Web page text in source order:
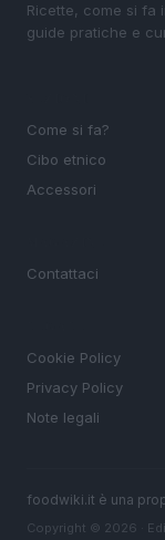
Ricette, come si fa
guide pratiche e
Come si fa?
Cibo etnico
Accessori
Contattaci
Cookie Policy
Privacy Policy
Note legali
foodwiki.it è una
Copyright © 2026 ·